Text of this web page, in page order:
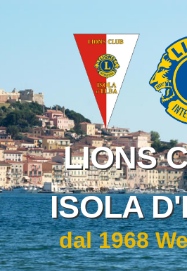
LIONS
ISOLA
dal 1968